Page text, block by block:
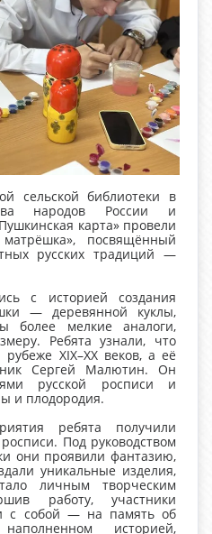
сельской библиотеки в
народов России и
карта» провели
матрёшка», посвящённый
русских традиций —
с историей создания
— деревянной куклы,
более мелкие аналоги,
Ребята узнали, что
XIX–XX веков, а её
Сергей Малютин. Он
русской росписи и
и плодородия.
ребята получили
Под руководством
они проявили фантазию,
уникальные изделия,
личным творческим
работу, участники
с собой — на память об
историей,